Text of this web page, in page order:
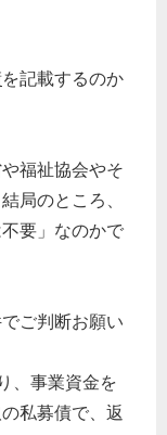
を記載するのか
福祉協会やそ
局のところ、
要」なのかで
ご判断お願い
、事業資金を
私募債で、返